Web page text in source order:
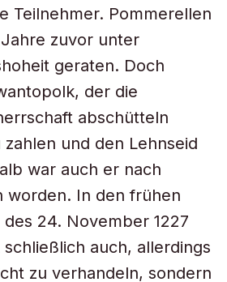
Teilnehmer. Pommerellen
zuvor unter
geraten. Doch
der die
abschütteln
und den Lehnseid
war auch er nach
worden. In den frühen
24. November 1227
auch, allerdings
zu verhandeln, sondern